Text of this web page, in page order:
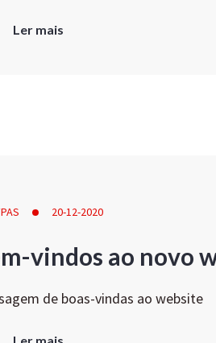
Ler mais
20-12-2020
vindos ao novo
de boas-vindas ao website